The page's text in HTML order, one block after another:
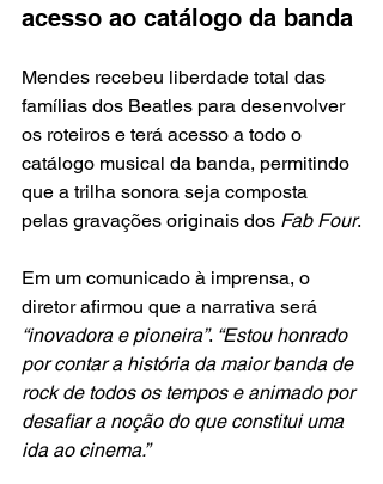
acesso ao catálogo da banda
Mendes recebeu liberdade total das
famílias dos Beatles para desenvolver
os roteiros e terá acesso a todo o
catálogo musical da banda, permitindo
que a trilha sonora seja composta
pelas gravações originais dos Fab Four.
Em um comunicado à imprensa, o
diretor afirmou que a narrativa será
“inovadora e pioneira”. “Estou honrado
por contar a história da maior banda de
rock de todos os tempos e animado por
desafiar a noção do que constitui uma
ida ao cinema.”